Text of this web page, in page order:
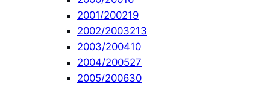
2001/200219
2002/2003213
2003/200410
2004/200527
2005/200630